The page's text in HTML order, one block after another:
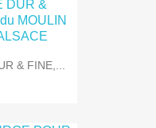
& FINE,...